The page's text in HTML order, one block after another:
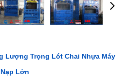
Lượng Trọng Lót Chai Nhựa Máy
Lớn